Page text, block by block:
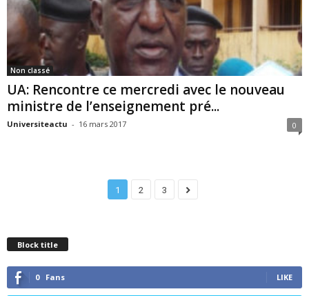
Non classé
UA: Rencontre ce mercredi avec le nouveau
ministre de l’enseignement pré...
Universiteactu - 16 mars 2017 0
1 2 3
Block title
0 Fans LIKE